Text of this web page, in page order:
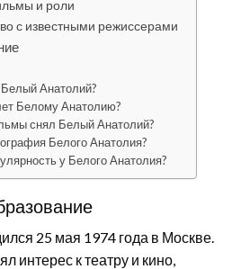
и роли
с известными режиссерами
Белый Анатолий?
Белому Анатолию?
снял Белый Анатолий?
Белого Анатолия?
у Белого Анатолия?
25 мая 1974 года в Москве.
интерес к театру и кино,